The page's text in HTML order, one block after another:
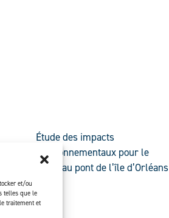
et/ou
telles que le
traitement et
Étude des impacts
environnementaux pour le
nouveau pont de l’île d’Orléans